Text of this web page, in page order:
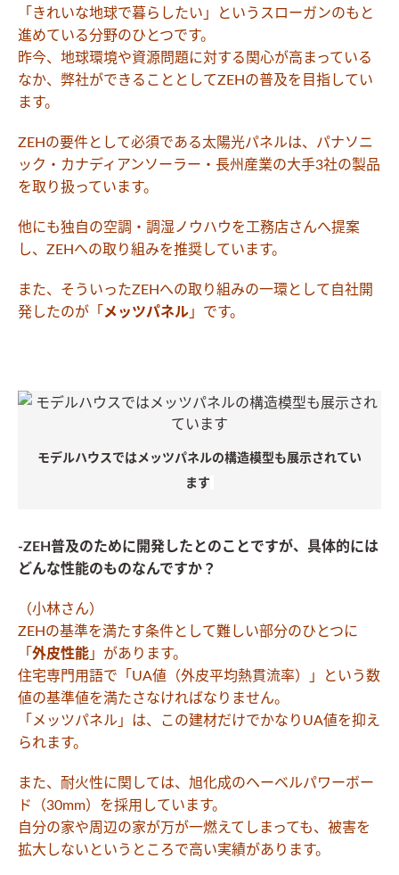
「きれいな地球で暮らしたい」というスローガンのもと
進めている分野のひとつです。
昨今、地球環境や資源問題に対する関心が高まっている
なか、弊社ができることとしてZEHの普及を目指してい
ます。
ZEHの要件として必須である太陽光パネルは、パナソニ
ック・カナディアンソーラー・長州産業の大手3社の製品
を取り扱っています。
他にも独自の空調・調湿ノウハウを工務店さんへ提案
し、ZEHへの取り組みを推奨しています。
また、そういったZEHへの取り組みの一環として自社開
発したのが「 メッツパネル 」です。
モデルハウスではメッツパネルの構造模型も展示されてい
ます
-ZEH普及のために開発したとのことですが、具体的には
どんな性能のものなんですか？
（小林さん）
ZEHの基準を満たす条件として難しい部分のひとつに
「 外皮性能 」があります。
住宅専門用語で「UA値（外皮平均熱貫流率）」という数
値の基準値を満たさなければなりません。
「メッツパネル」は、この建材だけでかなりUA値を抑え
られます。
また、耐火性に関しては、旭化成のヘーベルパワーボー
ド（30mm）を採用しています。
自分の家や周辺の家が万が一燃えてしまっても、被害を
拡大しないというところで高い実績があります。